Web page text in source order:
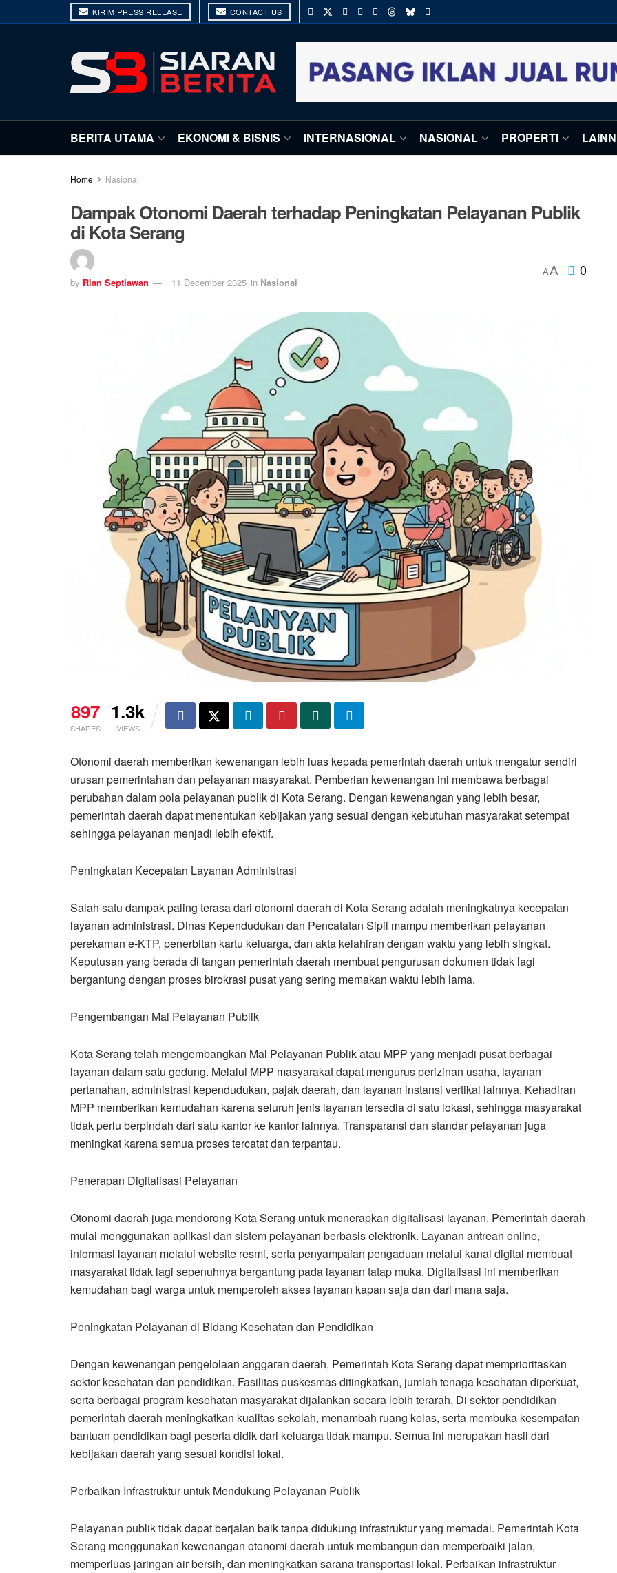
KIRIM PRESS RELEASE CONTACT US
BERITA UTAMA EKONOMI & BISNIS INTERNASIONAL NASIONAL PROPERTI
Home Nasional
Dampak Otonomi Daerah terhadap Peningkatan Pelayanan Publik
di Kota Serang
by Rian Septiawan 11 December 2025 in Nasional
AA 0
897
SHARES
1.3k
VIEWS
Otonomi daerah memberikan kewenangan lebih luas kepada pemerintah daerah untuk mengatur sendiri
urusan pemerintahan dan pelayanan masyarakat. Pemberian kewenangan ini membawa berbagai
perubahan dalam pola pelayanan publik di Kota Serang. Dengan kewenangan yang lebih besar,
pemerintah daerah dapat menentukan kebijakan yang sesuai dengan kebutuhan masyarakat setempat
sehingga pelayanan menjadi lebih efektif.
Peningkatan Kecepatan Layanan Administrasi
Salah satu dampak paling terasa dari otonomi daerah di Kota Serang adalah meningkatnya kecepatan
layanan administrasi. Dinas Kependudukan dan Pencatatan Sipil mampu memberikan pelayanan
perekaman e-KTP, penerbitan kartu keluarga, dan akta kelahiran dengan waktu yang lebih singkat.
Keputusan yang berada di tangan pemerintah daerah membuat pengurusan dokumen tidak lagi
bergantung dengan proses birokrasi pusat yang sering memakan waktu lebih lama.
Pengembangan Mal Pelayanan Publik
Kota Serang telah mengembangkan Mal Pelayanan Publik atau MPP yang menjadi pusat berbagai
layanan dalam satu gedung. Melalui MPP masyarakat dapat mengurus perizinan usaha, layanan
pertanahan, administrasi kependudukan, pajak daerah, dan layanan instansi vertikal lainnya. Kehadiran
MPP memberikan kemudahan karena seluruh jenis layanan tersedia di satu lokasi, sehingga masyarakat
tidak perlu berpindah dari satu kantor ke kantor lainnya. Transparansi dan standar pelayanan juga
meningkat karena semua proses tercatat dan terpantau.
Penerapan Digitalisasi Pelayanan
Otonomi daerah juga mendorong Kota Serang untuk menerapkan digitalisasi layanan. Pemerintah daerah
mulai menggunakan aplikasi dan sistem pelayanan berbasis elektronik. Layanan antrean online,
informasi layanan melalui website resmi, serta penyampaian pengaduan melalui kanal digital membuat
masyarakat tidak lagi sepenuhnya bergantung pada layanan tatap muka. Digitalisasi ini memberikan
kemudahan bagi warga untuk memperoleh akses layanan kapan saja dan dari mana saja.
Peningkatan Pelayanan di Bidang Kesehatan dan Pendidikan
Dengan kewenangan pengelolaan anggaran daerah, Pemerintah Kota Serang dapat memprioritaskan
sektor kesehatan dan pendidikan. Fasilitas puskesmas ditingkatkan, jumlah tenaga kesehatan diperkuat,
serta berbagai program kesehatan masyarakat dijalankan secara lebih terarah. Di sektor pendidikan
pemerintah daerah meningkatkan kualitas sekolah, menambah ruang kelas, serta membuka kesempatan
bantuan pendidikan bagi peserta didik dari keluarga tidak mampu. Semua ini merupakan hasil dari
kebijakan daerah yang sesuai kondisi lokal.
Perbaikan Infrastruktur untuk Mendukung Pelayanan Publik
Pelayanan publik tidak dapat berjalan baik tanpa didukung infrastruktur yang memadai. Pemerintah Kota
Serang menggunakan kewenangan otonomi daerah untuk membangun dan memperbaiki jalan,
memperluas jaringan air bersih, dan meningkatkan sarana transportasi lokal. Perbaikan infrastruktur